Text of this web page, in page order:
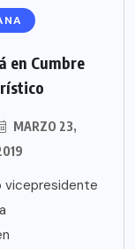
en Cumbre
MARZO 23,
vicepresidente